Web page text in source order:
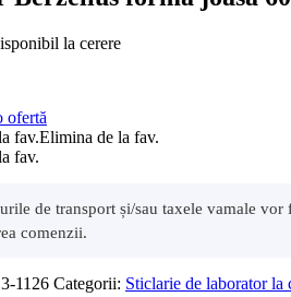
la cerere
ofertă
fav.Elimina de la fav.
fav.
de transport și/sau taxele vamale
comenzii.
1126 Categorii: Sticlarie de laborator la